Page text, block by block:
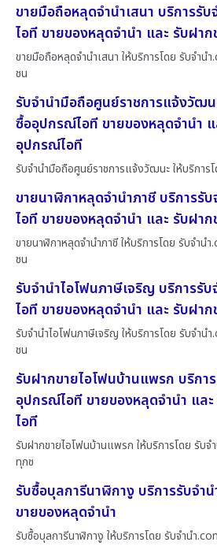
ขายมือถือหลุดจำนำเสนา บริการรั
ไอที ขายของหลุดจำนำ และ รับฝา
ขายมือถือหลุดจำนำเสนา ให้บริการโดย รับจํานํ
ชน
รับจำนำมือถือศูนย์ราชการแจ้งวัฒน
ซื้ออุปกรณ์ไอที ขายของหลุดจำนำ
อุปกรณ์ไอที
รับจำนำมือถือศูนย์ราชการแจ้งวัฒนะ ให้บริการ
ขายนาฬิกาหลุดจำนำภาชี บริการรั
ไอที ขายของหลุดจำนำ และ รับฝา
ขายนาฬิกาหลุดจำนำภาชี ให้บริการโดย รับจํานํ
ชน
รับจำนำไอโฟนภาษีเจริญ บริการรั
ไอที ขายของหลุดจำนำ และ รับฝา
รับจำนำไอโฟนภาษีเจริญ ให้บริการโดย รับจํานํ
ชน
รับฝากขายไอโฟนบ้านแพรก บริกา
อุปกรณ์ไอที ขายของหลุดจำนำ แล
ไอที
รับฝากขายไอโฟนบ้านแพรก ให้บริการโดย รับจํ
ทุกช
รับซื้อบุลการีนาฬิกางู บริการรับจำ
ขายของหลุดจำนำ
รับซื้อบุลการีนาฬิกางู ให้บริการโดย รับจํานํา